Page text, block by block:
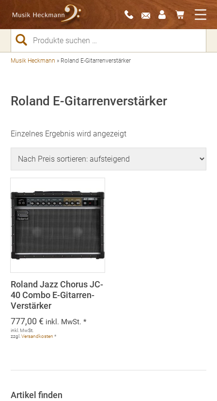
Suchen
nach:
Musik Heckmann » Roland E-Gitarrenverstärker
Roland E-Gitarrenverstärker
Einzelnes Ergebnis wird angezeigt
Roland Jazz Chorus JC-
40 Combo E-Gitarren-
Verstärker
777,00€ inkl. MwSt. *
inkl. MwSt.
zzgl.Versandkosten *
Artikel finden